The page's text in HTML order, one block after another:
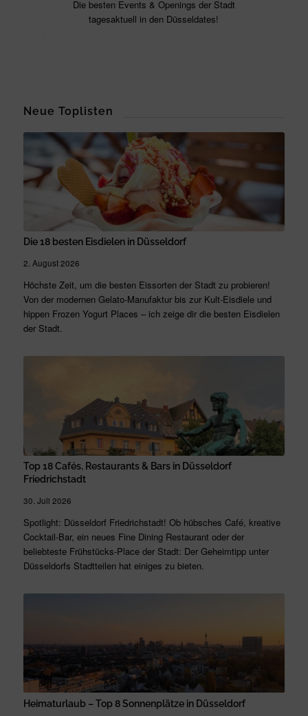
Die besten Events & Openings der Stadt
tagesaktuell in den Düsseldates!
Neue Toplisten
Die 18 besten Eisdielen in Düsseldorf
2. August 2026
Höchste Zeit, um die besten Eissorten der Stadt zu probieren!
Von der modernen Gelato-Manufaktur bis zur Kult-Eisdiele und
hippen Frozen Yogurt Places – ich zeige dir die besten Eisdielen
der Stadt.
Top 18 Cafés, Restaurants & Bars in Düsseldorf
Friedrichstadt
30. Juli 2026
Spotlight: Düsseldorf Friedrichstadt! Ob hübsches Café, kreative
Cocktail-Bar, ein neues Fine Dining Restaurant oder der
beliebteste Frühstücks-Place der Stadt: Der Geheimtipp unter
Düsseldorfs Stadtteilen hat einiges zu bieten.
Heimaturlaub – Top 8 Sonnenplätze in Düsseldorf